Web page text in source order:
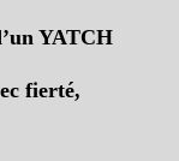
YATCH
fierté,